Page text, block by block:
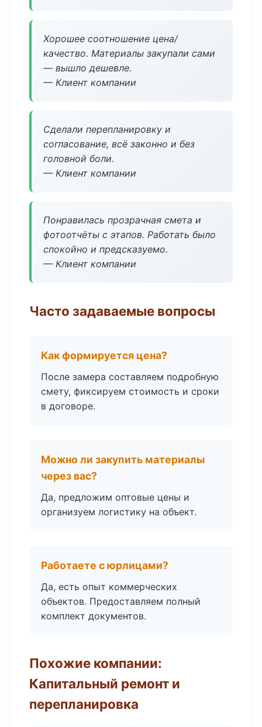
Хорошее соотношение цена/
качество. Материалы закупали сами
— вышло дешевле.
— Клиент компании
Сделали перепланировку и
согласование, всё законно и без
головной боли.
— Клиент компании
Понравилась прозрачная смета и
фотоотчёты с этапов. Работать было
спокойно и предсказуемо.
— Клиент компании
Часто задаваемые вопросы
Как формируется цена?
После замера составляем подробную
смету, фиксируем стоимость и сроки
в договоре.
Можно ли закупить материалы
через вас?
Да, предложим оптовые цены и
организуем логистику на объект.
Работаете с юрлицами?
Да, есть опыт коммерческих
объектов. Предоставляем полный
комплект документов.
Похожие компании:
Капитальный ремонт и
перепланировка